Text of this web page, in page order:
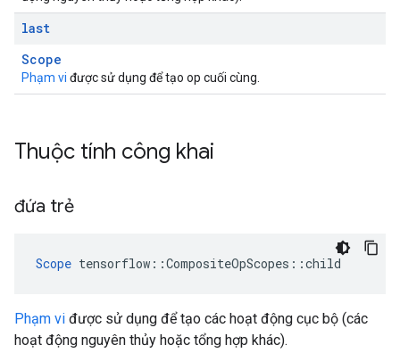
last
Scope
Phạm vi được sử dụng để tạo op cuối cùng.
Thuộc tính công khai
đứa trẻ
Scope tensorflow::CompositeOpScopes::child
Phạm vi được sử dụng để tạo các hoạt động cục bộ (các
hoạt động nguyên thủy hoặc tổng hợp khác).